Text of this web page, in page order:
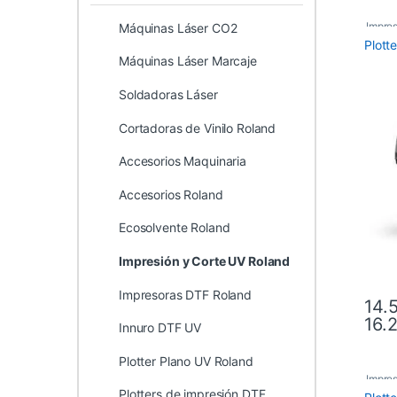
Este
Máquinas Láser CO2
Máquinas Láser Marcaje
Soldadoras Láser
Cortadoras de Vinilo Roland
Accesorios Maquinaria
Accesorios Roland
Ecosolvente Roland
Impresión y Corte UV Roland
Impresoras DTF Roland
Innuro DTF UV
Plotter Plano UV Roland